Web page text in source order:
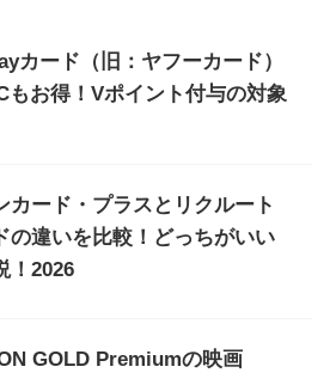
カード（旧：ヤフーカード）
もお得！Vポイント付与の対象
カード・プラスとリクルート
の違いを比較！どっちがいい
！2026
GOLD Premiumの映画